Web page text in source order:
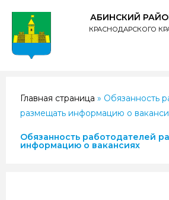
АБИНСКИЙ
КРАСНОДАРСКОГО
Главная страница » Обязанность
размещать информацию о
Обязанность работодателей
информацию о вакансиях